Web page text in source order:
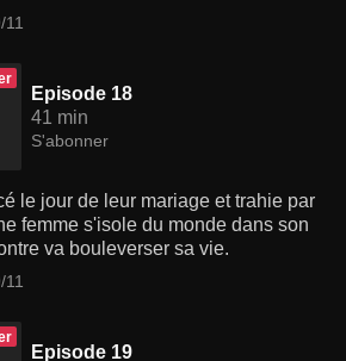
11
Episode 18
41 min
S'abonner
le jour de leur mariage et trahie par
femme s'isole du monde dans son
va bouleverser sa vie.
11
Episode 19